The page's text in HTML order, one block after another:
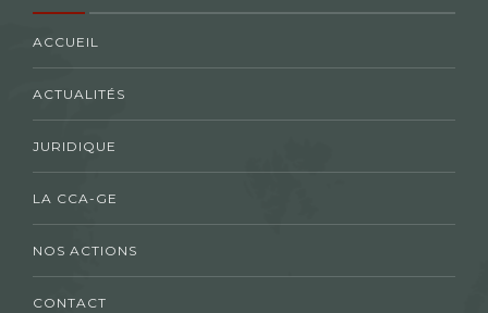
ACCUEIL
ACTUALITÉS
JURIDIQUE
LA CCA-GE
NOS ACTIONS
CONTACT